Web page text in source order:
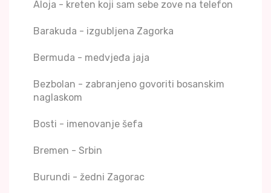
Aloja - kreten koji sam sebe zove na telefon
Barakuda - izgubljena Zagorka
Bermuda - medvjeđa jaja
Bezbolan - zabranjeno govoriti bosanskim
naglaskom
Bosti - imenovanje šefa
Bremen - Srbin
Burundi - žedni Zagorac